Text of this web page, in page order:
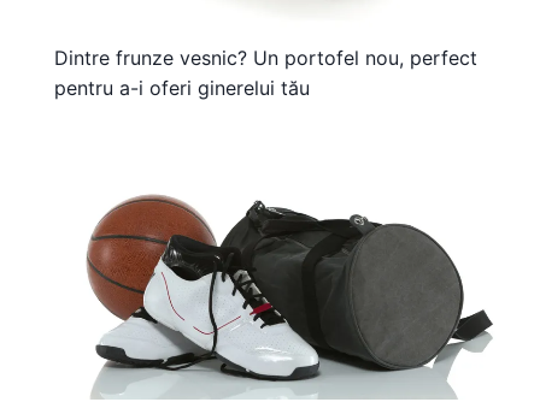
Dintre frunze vesnic? Un portofel nou, perfect
pentru a-i oferi ginerelui tău